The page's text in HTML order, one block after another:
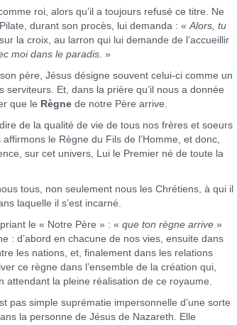
roi, alors qu’il a toujours refusé ce titre. Ne
durant son procès, lui demanda : «Alors, tu
la croix, au larron qui lui demande de l’accueillir
moi dans le paradis. »
père, Jésus désigne souvent celui-ci comme un
Et, dans la prière qu’il nous a donnée
que le Règne de notre Père arrive.
de la qualité de vie de tous nos frères et soeurs
le Règne du Fils de l’Homme, et donc,
sur cet univers, Lui le Premier né de toute la
tous, non seulement nous les Chrétiens, à qui il
laquelle il s’est incarné.
le « Notre Père » : « que ton règne arrive »
: d’abord en chacune de nos vies, ensuite dans
les nations, et, finalement dans les relations
ce règne dans l’ensemble de la création qui,
attendant la pleine réalisation de ce royaume.
simple suprématie impersonnelle d’une sorte
la personne de Jésus de Nazareth. Elle